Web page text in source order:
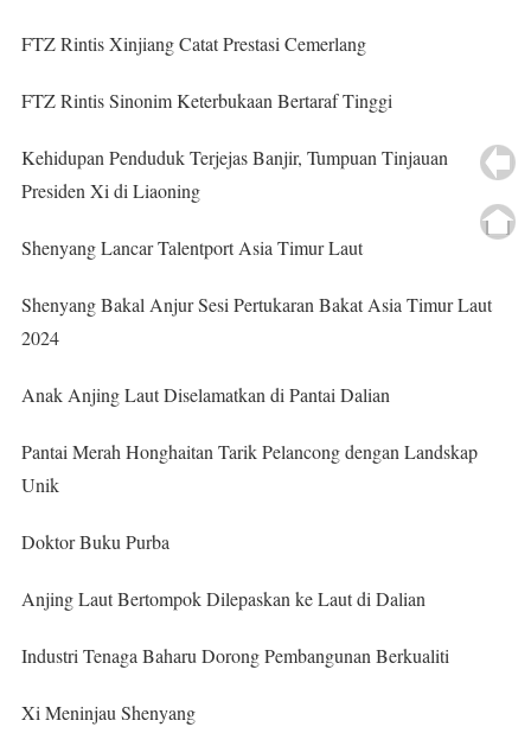
FTZ Rintis Xinjiang Catat Prestasi Cemerlang
FTZ Rintis Sinonim Keterbukaan Bertaraf Tinggi
Kehidupan Penduduk Terjejas Banjir, Tumpuan Tinjauan
Presiden Xi di Liaoning
Shenyang Lancar Talentport Asia Timur Laut
Shenyang Bakal Anjur Sesi Pertukaran Bakat Asia Timur Laut
2024
Anak Anjing Laut Diselamatkan di Pantai Dalian
Pantai Merah Honghaitan Tarik Pelancong dengan Landskap
Unik
Doktor Buku Purba
Anjing Laut Bertompok Dilepaskan ke Laut di Dalian
Industri Tenaga Baharu Dorong Pembangunan Berkualiti
Xi Meninjau Shenyang